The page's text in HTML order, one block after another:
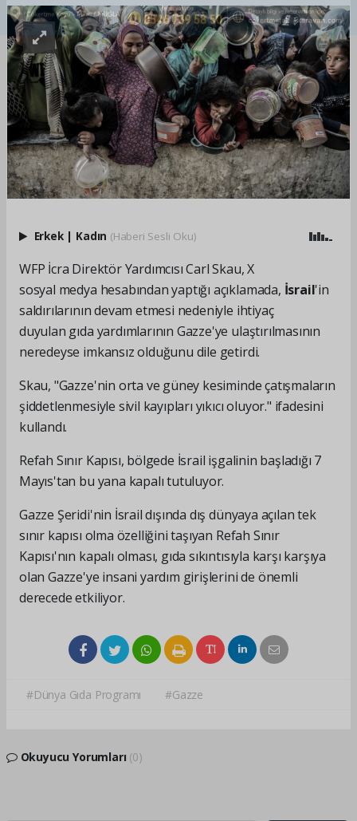
Erkek | Kadın (Haberi Sesli Oku)
WFP İcra Direktör Yardımcısı Carl Skau, X
sosyal medya hesabından yaptığı açıklamada, İsrail'in
saldırılarının devam etmesi nedeniyle ihtiyaç
duyulan gıda yardımlarının Gazze'ye ulaştırılmasının
neredeyse imkansız olduğunu dile getirdi.
Skau, "Gazze'nin orta ve güney kesiminde çatışmaların
şiddetlenmesiyle sivil kayıpları yıkıcı oluyor." ifadesini
kullandı.
Refah Sınır Kapısı, bölgede İsrail işgalinin başladığı 7
Mayıs'tan bu yana kapalı tutuluyor.
Gazze Şeridi'nin İsrail dışında dış dünyaya açılan tek
sınır kapısı olma özelliğini taşıyan Refah Sınır
Kapısı'nın kapalı olması, gıda sıkıntısıyla karşı karşıya
olan Gazze'ye insani yardım girişlerini de önemli
derecede etkiliyor.
#Dünya Gıda Programı #Gazze
Okuyucu Yorumları (0)